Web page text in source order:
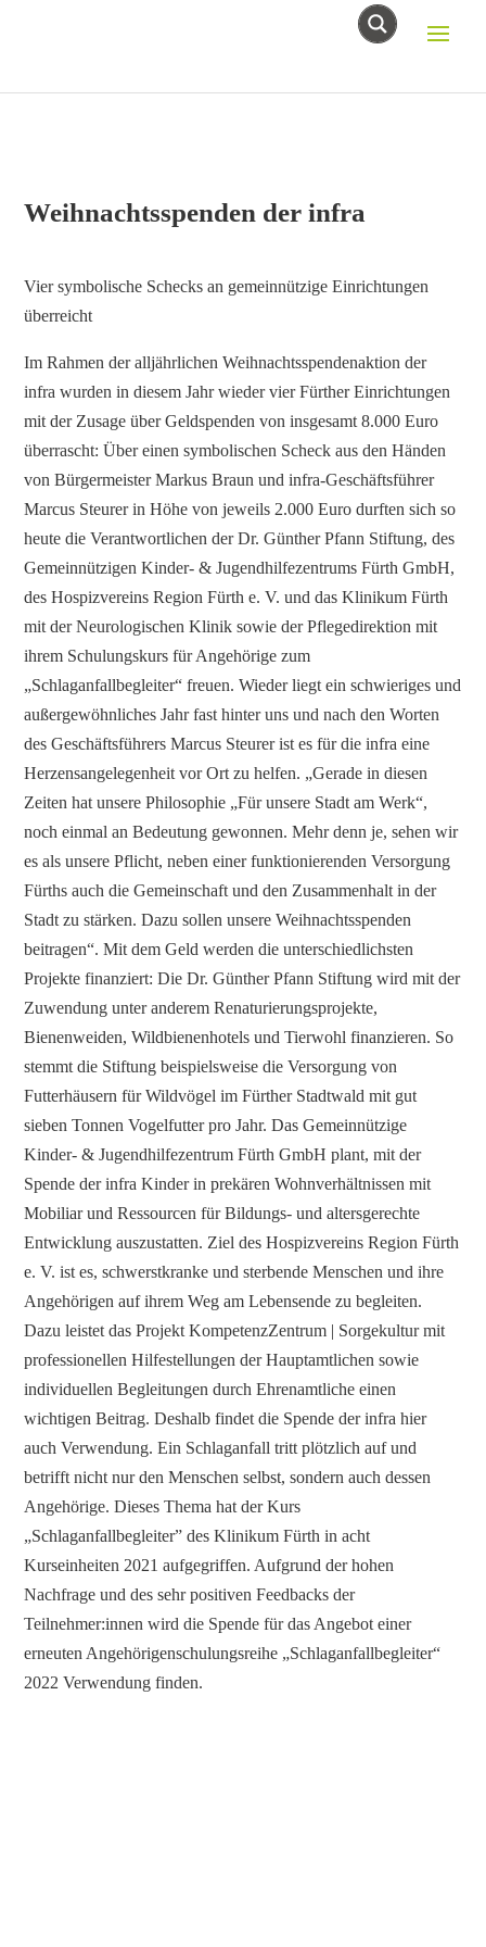
Weihnachtsspenden der infra
Vier symbolische Schecks an gemeinnützige Einrichtungen
überreicht
Im Rahmen der alljährlichen Weihnachtsspendenaktion der
infra wurden in diesem Jahr wieder vier Fürther Einrichtungen
mit der Zusage über Geldspenden von insgesamt 8.000 Euro
überrascht: Über einen symbolischen Scheck aus den Händen
von Bürgermeister Markus Braun und infra-Geschäftsführer
Marcus Steurer in Höhe von jeweils 2.000 Euro durften sich so
heute die Verantwortlichen der Dr. Günther Pfann Stiftung, des
Gemeinnützigen Kinder- & Jugendhilfezentrums Fürth GmbH,
des Hospizvereins Region Fürth e. V. und das Klinikum Fürth
mit der Neurologischen Klinik sowie der Pflegedirektion mit
ihrem Schulungskurs für Angehörige zum
„Schlaganfallbegleiter“ freuen. Wieder liegt ein schwieriges und
außergewöhnliches Jahr fast hinter uns und nach den Worten
des Geschäftsführers Marcus Steurer ist es für die infra eine
Herzensangelegenheit vor Ort zu helfen. „Gerade in diesen
Zeiten hat unsere Philosophie „Für unsere Stadt am Werk“,
noch einmal an Bedeutung gewonnen. Mehr denn je, sehen wir
es als unsere Pflicht, neben einer funktionierenden Versorgung
Fürths auch die Gemeinschaft und den Zusammenhalt in der
Stadt zu stärken. Dazu sollen unsere Weihnachtsspenden
beitragen“. Mit dem Geld werden die unterschiedlichsten
Projekte finanziert: Die Dr. Günther Pfann Stiftung wird mit der
Zuwendung unter anderem Renaturierungsprojekte,
Bienenweiden, Wildbienenhotels und Tierwohl finanzieren. So
stemmt die Stiftung beispielsweise die Versorgung von
Futterhäusern für Wildvögel im Fürther Stadtwald mit gut
sieben Tonnen Vogelfutter pro Jahr. Das Gemeinnützige
Kinder- & Jugendhilfezentrum Fürth GmbH plant, mit der
Spende der infra Kinder in prekären Wohnverhältnissen mit
Mobiliar und Ressourcen für Bildungs- und altersgerechte
Entwicklung auszustatten. Ziel des Hospizvereins Region Fürth
e. V. ist es, schwerstkranke und sterbende Menschen und ihre
Angehörigen auf ihrem Weg am Lebensende zu begleiten.
Dazu leistet das Projekt KompetenzZentrum | Sorgekultur mit
professionellen Hilfestellungen der Hauptamtlichen sowie
individuellen Begleitungen durch Ehrenamtliche einen
wichtigen Beitrag. Deshalb findet die Spende der infra hier
auch Verwendung. Ein Schlaganfall tritt plötzlich auf und
betrifft nicht nur den Menschen selbst, sondern auch dessen
Angehörige. Dieses Thema hat der Kurs
„Schlaganfallbegleiter” des Klinikum Fürth in acht
Kurseinheiten 2021 aufgegriffen. Aufgrund der hohen
Nachfrage und des sehr positiven Feedbacks der
Teilnehmer:innen wird die Spende für das Angebot einer
erneuten Angehörigenschulungsreihe „Schlaganfallbegleiter“
2022 Verwendung finden.